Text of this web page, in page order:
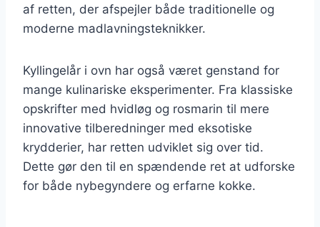
af retten, der afspejler både traditionelle og
moderne madlavningsteknikker.
Kyllingelår i ovn har også været genstand for
mange kulinariske eksperimenter. Fra klassiske
opskrifter med hvidløg og rosmarin til mere
innovative tilberedninger med eksotiske
krydderier, har retten udviklet sig over tid.
Dette gør den til en spændende ret at udforske
for både nybegyndere og erfarne kokke.